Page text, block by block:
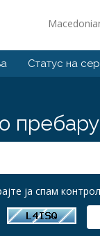
Статус на
ја спам